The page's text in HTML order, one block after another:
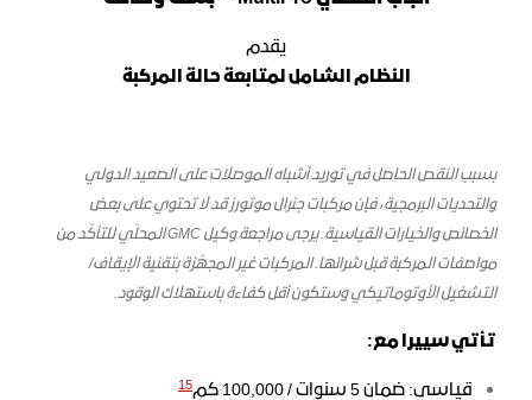
يقدم
النظام الشامل لمتابعة حالة المركبة
بسبب النقص الحاصل في توريد أشباه الموصلات على الصعيد الدولي
والتحديات البرمجية، فإن مركبات جنرال موتورز قد لا تحتوي على بعض
الخصائص والخيارات القياسية. يرجى مراجعة وكيل GMC المحلّي للتأكّد من
مواصفات المركبة قبل شرائها. المركبات غير المجهَّزة بتقنية الإيقاف/
التشغيل الأوتوماتيكي وستكون أقل كفاءة باستهلاك الوقود.
تأتي سييرا مع:
قياسي: ضمان 5 سنوات / 100,000 كم 15